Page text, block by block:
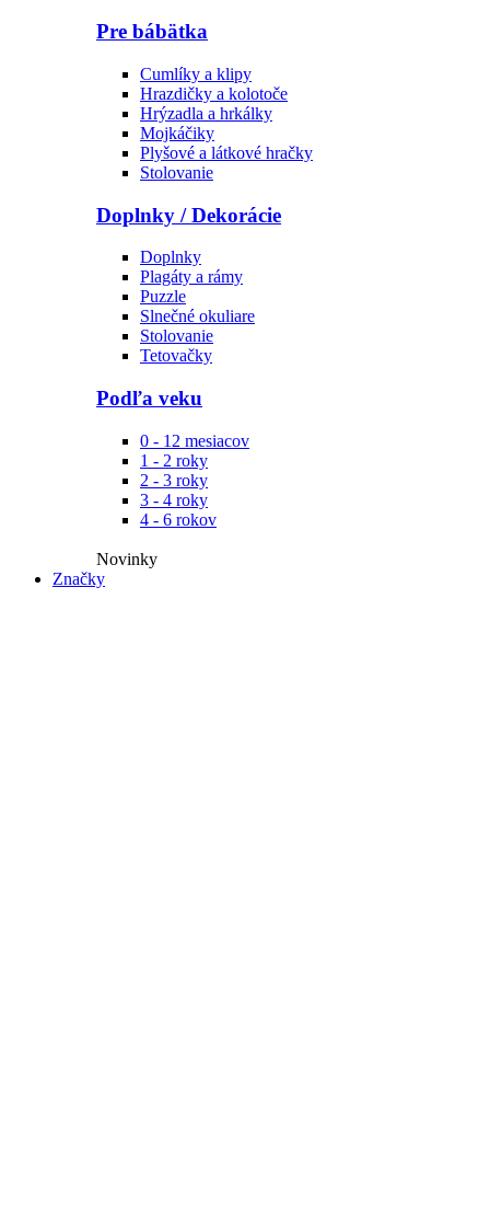
Pre bábätka
Cumlíky a klipy
Hrazdičky a kolotoče
Hrýzadla a hrkálky
Mojkáčiky
Plyšové a látkové hračky
Stolovanie
Doplnky / Dekorácie
Doplnky
Plagáty a rámy
Puzzle
Slnečné okuliare
Stolovanie
Tetovačky
Podľa veku
0 - 12 mesiacov
1 - 2 roky
2 - 3 roky
3 - 4 roky
4 - 6 rokov
Novinky​
Značky